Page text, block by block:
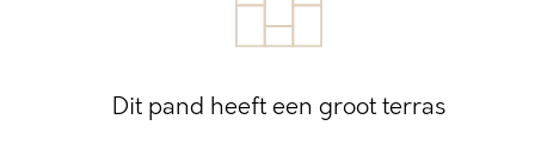
Dit pand heeft een groot terras